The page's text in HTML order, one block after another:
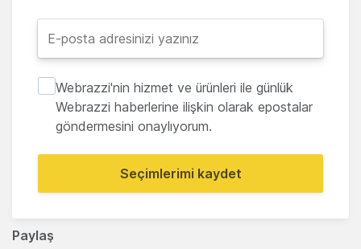
Paylaş
Webrazzi'nin hizmet ve ürünleri ile günlük
Webrazzi haberlerine ilişkin olarak epostalar
göndermesini onaylıyorum.
Seçimlerimi kaydet